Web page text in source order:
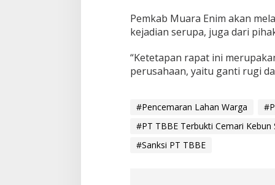
Pemkab Muara Enim akan
kejadian serupa, juga dari
“Ketetapan rapat ini
perusahaan, yaitu ganti rugi
#Pencemaran Lahan Warga
#PT TBBE Terbukti Cemari Kebun
#Sanksi PT TBBE